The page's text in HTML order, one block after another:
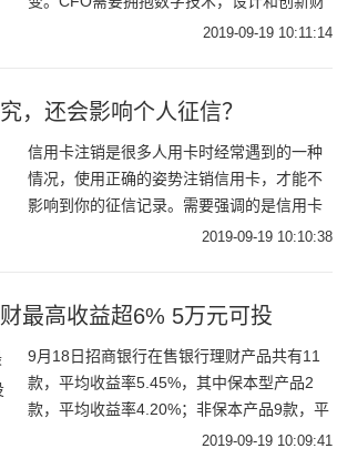
务组织、流程和能力体系，并不断应用到企
2019-09-19 10:11:14
，还会影响个人征信？
信用卡注销是很多人用卡时经常遇到的一种
情况，使用正确的姿势注销信用卡，才能不
影响到你的征信记录。需要强调的是信用卡
注销实际上是分为两种的：一种是销卡，另
2019-09-19 10:10:38
最高收益超6% 5万元可投
9月18日招商银行在售银行理财产品共有11
款，平均收益率5.45%，其中保本型产品2
款，平均收益率4.20%；非保本产品9款，平
均收益率6.08%。从产品期限来看，1-3个月
2019-09-19 10:09:41